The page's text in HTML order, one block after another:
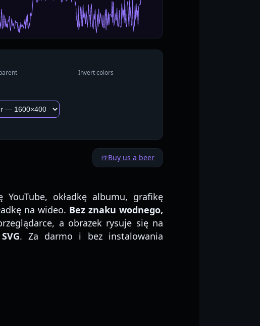
Invert colors
🍺Buy us a beer
okładkę albumu, grafikę
na wideo. Bez znaku wodnego,
a obrazek rysuje się na
SVG. Za darmo i bez instalowania